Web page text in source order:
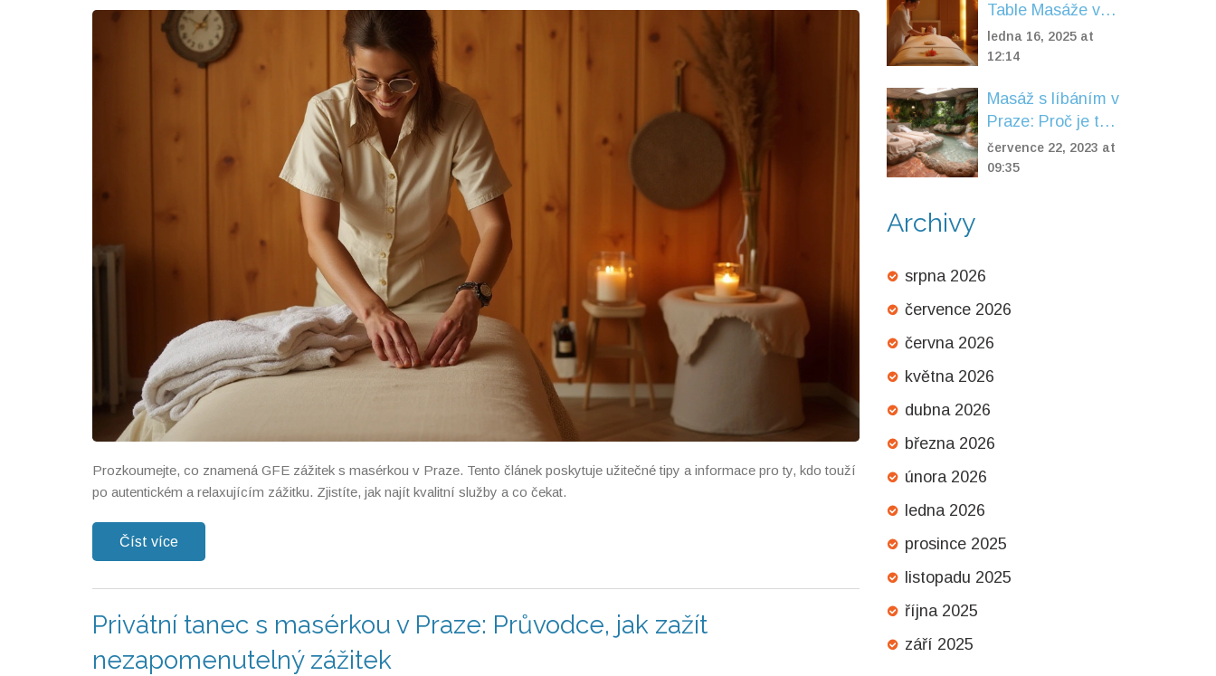
Prozkoumejte, co znamená GFE zážitek s masérkou v Praze. Tento článek poskytuje užitečné tipy a informace pro ty, kdo touží
po autentickém a relaxujícím zážitku. Zjistíte, jak najít kvalitní služby a co čekat.
Číst více
Privátní tanec s masérkou v Praze: Průvodce, jak zažít
nezapomenutelný zážitek
Table Masáže v
Srdci Prahy
ledna 16, 2025 at
12:14
Masáž s líbáním v
Praze: Proč je tak
oblíbená mezi
páry
července 22, 2023 at
09:35
Archivy
srpna 2026
července 2026
června 2026
května 2026
dubna 2026
března 2026
února 2026
ledna 2026
prosince 2025
listopadu 2025
října 2025
září 2025